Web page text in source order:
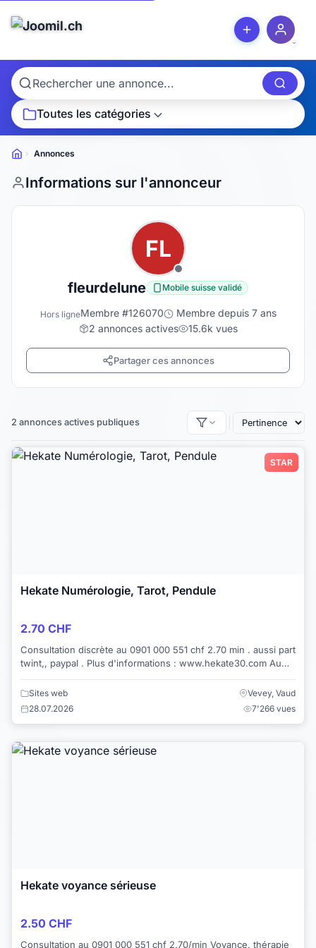
Toutes les catégories
Petites
Annonces
Informations sur l'annonceur
FL
fleurdelune Mobile suisse validé
Hors ligneMembre #126070
Membre depuis 7 ans
2 annonces actives
15.6k vues
Partager ces annonces
2 annonces actives publiques
STAR
Hekate Numérologie, Tarot, Pendule
2.70 CHF
Consultation discrète au 0901 000 551 chf 2.70 min . aussi part
twint,, paypal . Plus d'informations : www.hekate30.com Au
Sites web
Vevey, Vaud
28.07.2026
7'266 vues
Hekate voyance sérieuse
2.50 CHF
Consultation au 0901 000 551 chf 2.70/min Voyance, thérapie